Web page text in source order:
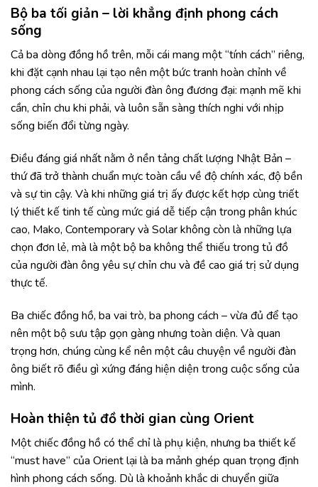
Bộ ba tối giản – lời khẳng định phong cách
sống
Cả ba dòng đồng hồ trên, mỗi cái mang một “tính cách” riêng,
khi đặt cạnh nhau lại tạo nên một bức tranh hoàn chỉnh về
phong cách sống của người đàn ông đương đại: mạnh mẽ khi
cần, chỉn chu khi phải, và luôn sẵn sàng thích nghi với nhịp
sống biến đổi từng ngày.
Điều đáng giá nhất nằm ở nền tảng chất lượng Nhật Bản –
thứ đã trở thành chuẩn mực toàn cầu về độ chính xác, độ bền
và sự tin cậy. Và khi những giá trị ấy được kết hợp cùng triết
lý thiết kế tinh tế cùng mức giá dễ tiếp cận trong phân khúc
cao, Mako, Contemporary và Solar không còn là những lựa
chọn đơn lẻ, mà là một bộ ba không thể thiếu trong tủ đồ
của người đàn ông yêu sự chỉn chu và đề cao giá trị sử dụng
thực tế.
Ba chiếc đồng hồ, ba vai trò, ba phong cách – vừa đủ để tạo
nên một bộ sưu tập gọn gàng nhưng toàn diện. Và quan
trọng hơn, chúng cùng kể nên một câu chuyện về người đàn
ông biết rõ điều gì xứng đáng hiện diện trong cuộc sống của
mình.
Hoàn thiện tủ đồ thời gian cùng Orient
Một chiếc đồng hồ có thể chỉ là phụ kiện, nhưng ba thiết kế
“must have” của Orient lại là ba mảnh ghép quan trọng định
hình phong cách sống. Dù là khoảnh khắc di chuyển giữa